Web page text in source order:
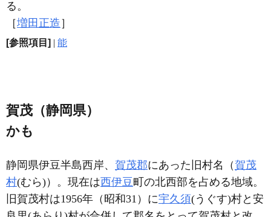
る。
［増田正造］
[参照項目] | 能
賀茂（静岡県）
かも
静岡県伊豆半島西岸、 賀茂郡にあった旧村名（ 賀茂
村(むら)）。現在は西伊豆町の北西部を占める地域。
旧賀茂村は1956年（昭和31）に宇久須(うぐす)村と安